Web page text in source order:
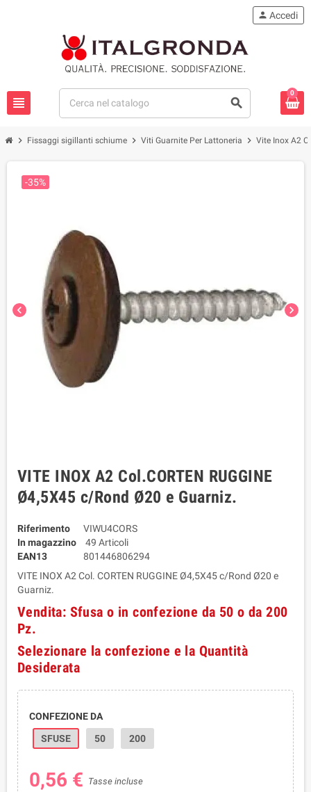
view_headline search
person Accedi
0
chevron_right Fissaggi sigillanti schiume chevron_right Viti Guarnite Per Lattoneria chevron_right Vite Inox A2
chevron_left chevron_right
-35%
VITE INOX A2 Col.CORTEN RUGGINE
Ø4,5X45 c/Rond Ø20 e Guarniz.
Riferimento
VIWU4CORS
In magazzino
49 Articoli
EAN13
801446806294
VITE INOX A2 Col. CORTEN RUGGINE Ø4,5X45 c/Rond Ø20 e
Guarniz.
Vendita: Sfusa o in confezione da 50 o da 200
Pz.
Selezionare la confezione e la Quantità
Desiderata
CONFEZIONE DA
SFUSE
50 200
0,56 € Tasse incluse